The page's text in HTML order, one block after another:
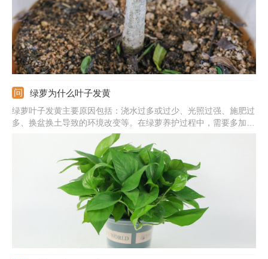
绿萝为什么叶子发黄
绿萝叶子发黄主要原因包括：浇水过多或过少、光照过强、施肥过
多、换盆换土导致的环境改变等。在绿萝养护过程中，需要多加观
察，发现叶片发黄及时找出对应原因并作出处理。